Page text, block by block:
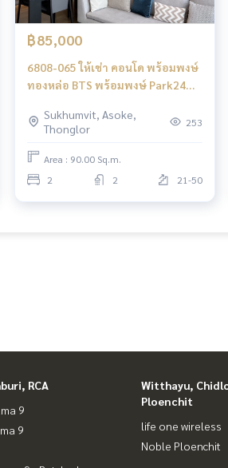
฿85,000
6808-065 ให้เช่า คอนโด พร้อมพงษ์
ทองหล่อ BTS พร้อมพงษ์ Park24
Sukhumvit, Asoke,
Thonglor
253
Area : 90.00 Sq.m.
2
2 21-50
RCA
9
9
Witthayu,
Ploenchit
life one wireless
Noble Ploenchit